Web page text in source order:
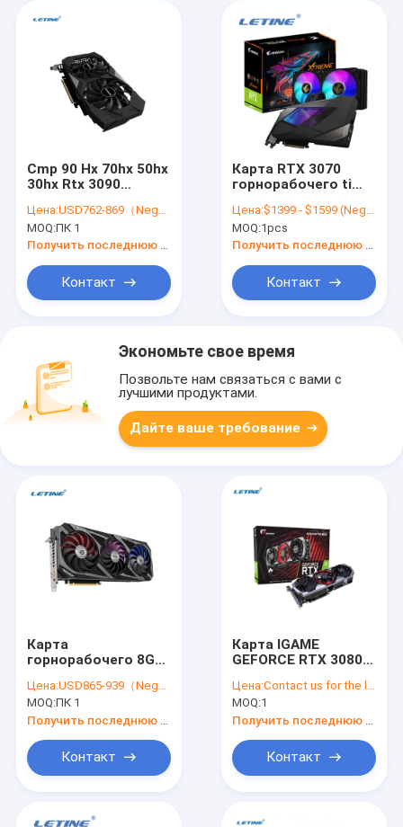
Cmp 90 Hx 70hx 50hx
30hx Rtx 3090
170 Hx Rtx рабочего
стола 3080 8G DVI
Цена:USD762-869（Negotiable）
MOQ:ПК 1
Получить последнюю цену
Контакт
Карта RTX 3070
горнорабочего ti
RTX 3080
сдержанная
графическая 3080
AORUS GeForce
Цена:$1399 - $1599 (Negotiable)
MOQ:1pcs
Получить последнюю цену
Контакт
Экономьте свое время
Позвольте нам связаться с вами с
лучшими продуктами.
Дайте ваше требование
Карта
горнорабочего 8GB
Цена:USD865-939（Negotiable）
MOQ:ПК 1
Контакт
Карта IGAME
GEFORCE RTX 3080
ZEC графическая
ВЫДВИНУЛА OC 10G
Цена:Contact us for the latest price
MOQ:1
Контакт